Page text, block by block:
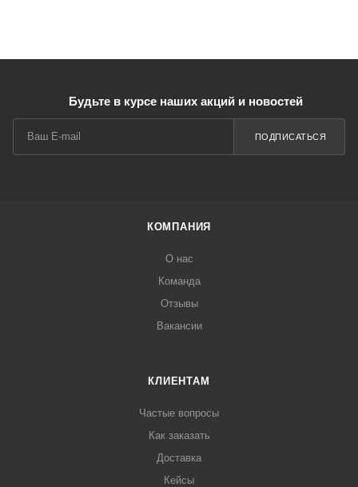
Будьте в курсе наших акций и новостей
ПОДПИСАТЬСЯ
КОМПАНИЯ
О нас
Команда
Отзывы
Вакансии
КЛИЕНТАМ
Частые вопросы
Как заказать
Доставка
Кейсы